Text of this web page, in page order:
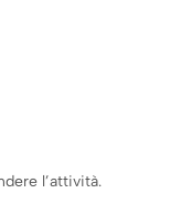
l’attività.